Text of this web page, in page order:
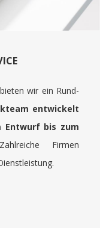
wir ein Rund-
entwickelt
Entwurf bis zum
Firmen